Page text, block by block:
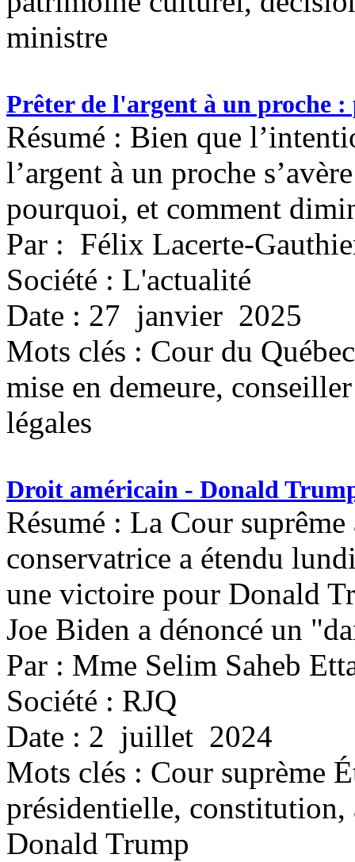
ministre
Prêter de l'argent à un proche :
Résumé : Bien que
l’argent à un proche
pourquoi, et comment
Par : Félix Lacerte-
Société : L'actualité
Date : 27 janvier 2025
Mots clés : Cour du
mise en demeure,
légales
Droit américain - Donald
Résumé : La Cour
conservatrice a étendu
une victoire pour Donald
Joe Biden a dénoncé un
Par : Mme Selim Saheb
Société : RJQ
Date : 2 juillet 2024
Mots clés : Cour suprème
présidentielle,
Donald Trump